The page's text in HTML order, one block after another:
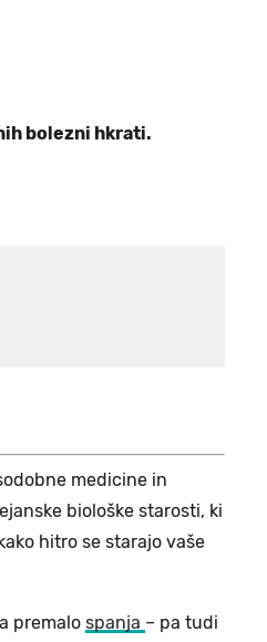
bolezni hkrati.
medicine in
biološke starosti, ki
hitro se starajo vaše
premalo spanja – pa tudi